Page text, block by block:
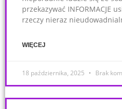
przekazywać INFORMACJE
rzeczy nieraz
WIĘCEJ
18 października, 2025 Brak